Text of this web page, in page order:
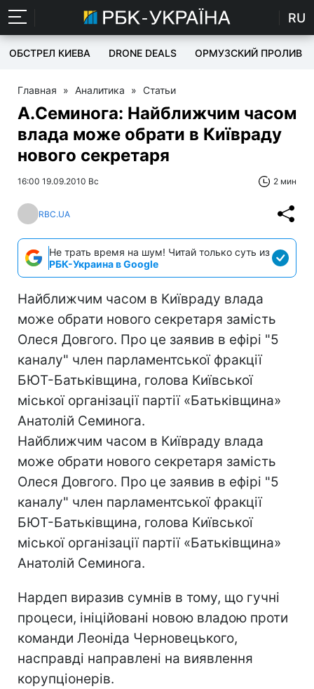
RU
ОБСТРЕЛ КИЕВА DRONE DEALS ОРМУЗСКИЙ ПРОЛИВ
Главная » Аналитика » Статьи
А.Семинога: Найближчим часом
влада може обрати в Київраду
нового секретаря
16:00 19.09.2010 Вс 2 мин
RBC.UA
Не трать время на шум! Читай только суть из
РБК-Украина в Google
Найближчим часом в Київраду влада
може обрати нового секретаря замість
Олеся Довгого. Про це заявив в ефірі "5
каналу" член парламентської фракції
БЮТ-Батьківщина, голова Київської
міської організації партії «Батьківщина»
Анатолій Семинога.
Найближчим часом в Київраду влада
може обрати нового секретаря замість
Олеся Довгого. Про це заявив в ефірі "5
каналу" член парламентської фракції
БЮТ-Батьківщина, голова Київської
міської організації партії «Батьківщина»
Анатолій Семинога.
Нардеп виразив сумнів в тому, що гучні
процеси, ініційовані новою владою проти
команди Леоніда Черновецького,
насправді направлені на виявлення
корупціонерів.